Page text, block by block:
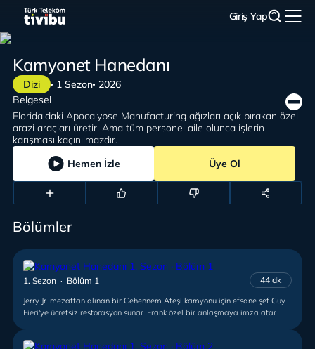
Giriş Yap
Dizi 1 Sezon 2026
Kamyonet Hanedanı
Florida'daki Apocalypse Manufacturing ağızları açık bırakan özel
arazi araçları üretir. Ama tüm personel aile olunca işlerin
karışması kaçınılmazdır.
Belgesel
Hemen İzle Üye Ol
Bölümler
1. Sezon · Bölüm 1 44 dk
Jerry Jr. mezattan alınan bir Cehennem Ateşi kamyonu için efsane şef Guy
Fieri'ye ücretsiz restorasyon sunar. Frank özel bir anlaşmaya imza atar.